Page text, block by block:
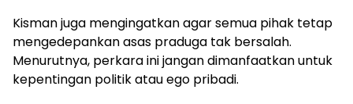
Kisman juga mengingatkan agar semua pihak tetap
mengedepankan asas praduga tak bersalah.
Menurutnya, perkara ini jangan dimanfaatkan untuk
kepentingan politik atau ego pribadi.